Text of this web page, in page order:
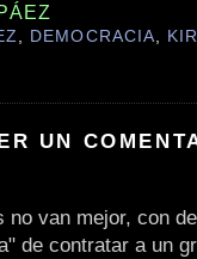
, DEMOCRACIA,
UN
van mejor, con
de contratar a un